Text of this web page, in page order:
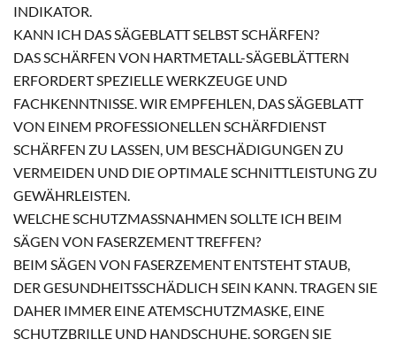
NDIKATOR.
KANN ICH DAS SÄGEBLATT SELBST SCHÄRFEN?
DAS SCHÄRFEN VON HARTMETALL-SÄGEBLÄTTERN
ERFORDERT SPEZIELLE WERKZEUGE UND
FACHKENNTNISSE. WIR EMPFEHLEN, DAS SÄGEBLATT
VON EINEM PROFESSIONELLEN SCHÄRFDIENST
SCHÄRFEN ZU LASSEN, UM BESCHÄDIGUNGEN ZU
VERMEIDEN UND DIE OPTIMALE SCHNITTLEISTUNG ZU
GEWÄHRLEISTEN.
WELCHE SCHUTZMASSNAHMEN SOLLTE ICH BEIM S
ÄGEN VON FASERZEMENT TREFFEN?
BEIM SÄGEN VON FASERZEMENT ENTSTEHT STAUB,
DER GESUNDHEITSSCHÄDLICH SEIN KANN. TRAGEN SIE
DAHER IMMER EINE ATEMSCHUTZMASKE, EINE
SCHUTZBRILLE UND HANDSCHUHE. SORGEN SIE